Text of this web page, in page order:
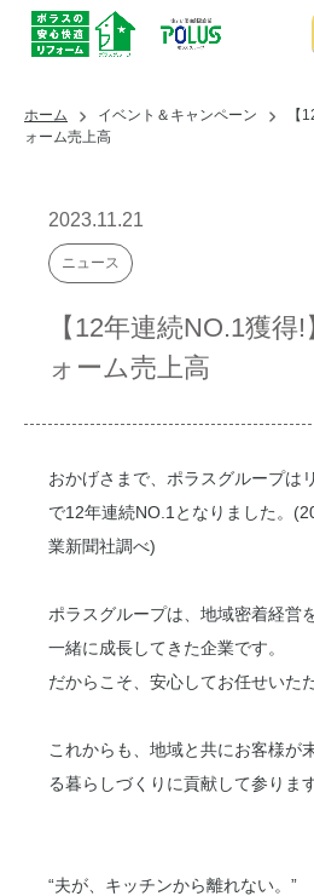
ホーム イベント＆キャンペーン
【
ォーム売上高
2023.11.21
ニュース
【12年連続NO.1獲得
ォーム売上高
おかげさまで、ポラスグループは
で12年連続NO.1となりました。
業新聞社調べ)
ポラスグループは、地域密着経営
一緒に成長してきた企業です。
だからこそ、安心してお任せいた
これからも、地域と共にお客様が
る暮らしづくりに貢献して参ります
“夫が、キッチンから離れない。”